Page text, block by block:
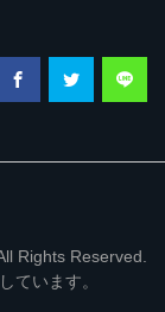
Rights Reserved.
ています。